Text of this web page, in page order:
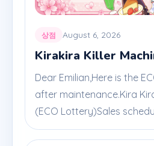
상점 August 6, 2026
Kirakira Killer
Dear Emilian,Here is the
after maintenance.Kira
(ECO Lottery)Sales